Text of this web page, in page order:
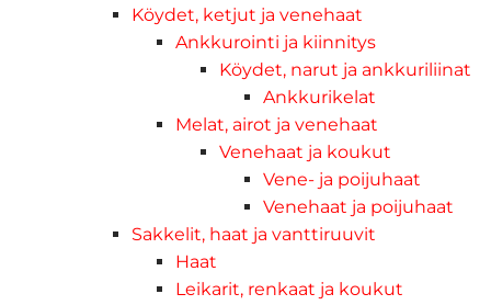
Köydet, ketjut ja venehaat
Ankkurointi ja kiinnitys
Köydet, narut ja ankkuriliinat
Ankkurikelat
Melat, airot ja venehaat
Venehaat ja koukut
Vene- ja poijuhaat
Venehaat ja poijuhaat
Sakkelit, haat ja vanttiruuvit
Haat
Leikarit, renkaat ja koukut